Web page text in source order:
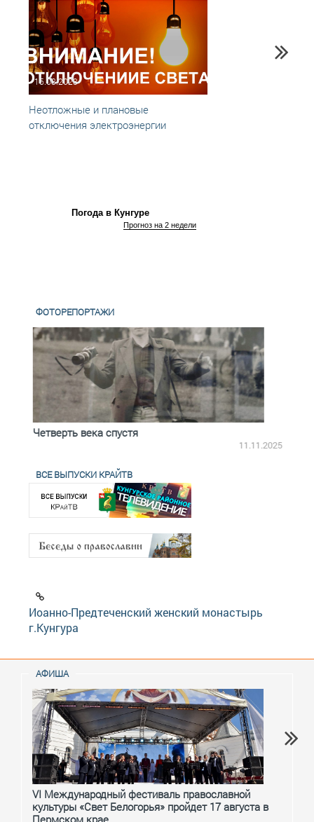
15.08.2023
Неотложные и плановые
отключения электроэнергии
Погода в Кунгуре
Прогноз на 2 недели
ФОТОРЕПОРТАЖИ
Четверть века спустя
11.11.2025
ВСЕ ВЫПУСКИ КРАЙТВ
Иоанно-Предтеченский женский монастырь
г.Кунгура
АФИША
VI Международный фестиваль православной
культуры «Свет Белогорья» пройдет 17 августа в